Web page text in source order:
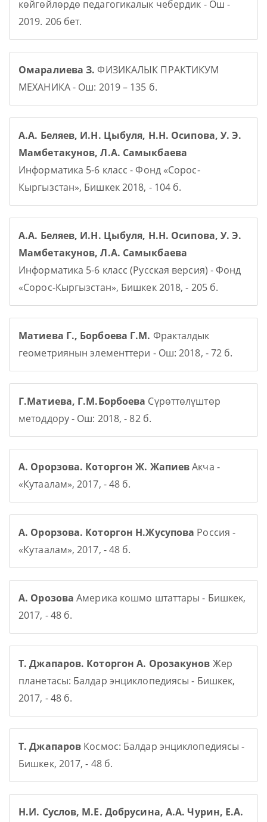
көйгөйлөрдө педагогикалык чебердик - Ош -
2019. 206 бет.
Омаралиева З. ФИЗИКАЛЫК ПРАКТИКУМ
МЕХАНИКА - Ош: 2019 – 135 б.
А.А. Беляев, И.Н. Цыбуля, Н.Н. Осипова, У. Э.
Мамбетакунов, Л.А. Самыкбаева
Информатика 5-6 класс - Фонд «Сорос-
Кыргызстан», Бишкек 2018, - 104 б.
А.А. Беляев, И.Н. Цыбуля, Н.Н. Осипова, У. Э.
Мамбетакунов, Л.А. Самыкбаева
Информатика 5-6 класс (Русская версия) - Фонд
«Сорос-Кыргызстан», Бишкек 2018, - 205 б.
Матиева Г., Борбоева Г.М. Фракталдык
геометриянын элементтери - Ош: 2018, - 72 б.
Г.Матиева, Г.М.Борбоева Сүрөттөлүштөр
методдору - Ош: 2018, - 82 б.
А. Орорзова. Которгон Ж. ЖапиевАкча -
«Кутаалам», 2017, - 48 б.
А. Орорзова. Которгон Н.Жусупова Россия -
«Кутаалам», 2017, - 48 б.
А. Орозова Америка кошмо штаттары - Бишкек,
2017, - 48 б.
Т. Джапаров. Которгон А. Орозакунов Жер
планетасы: Балдар энциклопедиясы - Бишкек,
2017, - 48 б.
Т. Джапаров Космос: Балдар энциклопедиясы -
Бишкек, 2017, - 48 б.
Н.И. Суслов, М.Е. Добрусина, А.А. Чурин, Е.А.